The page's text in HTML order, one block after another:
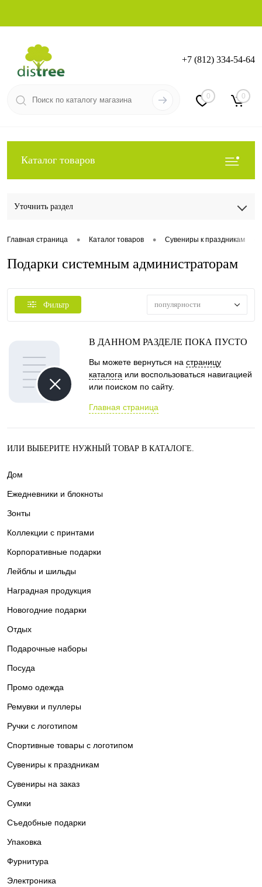
Вход Регистрация
+7 (812) 334-54-64
0 0
Каталог товаров
Уточнить раздел
Главная страница • Каталог товаров • Сувениры к праздникам
Подарки системным администраторам
Фильтр популярности
В ДАННОМ РАЗДЕЛЕ ПОКА ПУСТО
Вы можете вернуться на страницу
каталога или воспользоваться навигацией
или поиском по сайту.
Главная страница
ИЛИ ВЫБЕРИТЕ НУЖНЫЙ ТОВАР В КАТАЛОГЕ.
Дом
Ежедневники и блокноты
Зонты
Коллекции с принтами
Корпоративные подарки
Лейблы и шильды
Наградная продукция
Новогодние подарки
Отдых
Подарочные наборы
Посуда
Промо одежда
Ремувки и пуллеры
Ручки с логотипом
Спортивные товары с логотипом
Сувениры к праздникам
Сувениры на заказ
Сумки
Съедобные подарки
Упаковка
Фурнитура
Электроника